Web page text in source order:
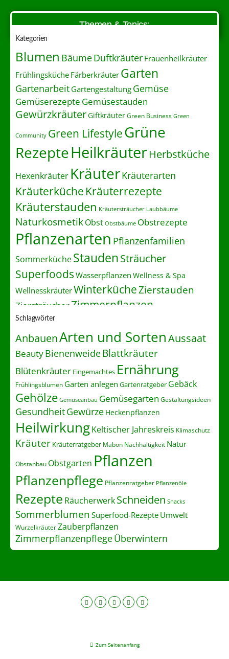
Themen & Topics:
Kategorien
Blumen BäumeDuftkräuter Frauenheilkräuter
Frühlingsküche Färberkräuter Garten
Gartenarbeit Gartengestaltung Gemüse
Gemüserezepte Gemüsestauden
GewürzkräuterGiftkräuterGreen Business Green
Community Green LifestyleGrüne
RezepteHeilkräuterHerbstküche
Hexenkräuter KräuterKräuterarten
Kräuterküche Kräuterrezepte
Kräuterstauden Kräutersträucher Laubbäume
NaturkosmetikObst Obstbäume Obstrezepte
Pflanzenarten Pflanzenfamilien
SommerkücheStaudenSträucher
Superfoods Wasserpflanzen Wellness & Spa
WellnesskräuterWinterkücheZierstauden
ZiersträucherZimmerpflanzen
Schlagwörter
AnbauenArten und SortenAussaat
BeautyBienenweideBlattkräuter
Blütenkräuter Eingemachtes Ernährung
Frühlingsblumen Garten anlegen Gartenratgeber Gebäck
Gehölze Gemüseanbau Gemüsegarten Gestaltungsideen
GesundheitGewürze Heckenpflanzen
HeilwirkungKeltischer Jahreskreis Klimaschutz
Kräuter Kräuterratgeber Mabon Nachhaltigkeit Natur
Obstanbau Obstgarten Pflanzen
Pflanzenpflege Pflanzenratgeber Pflanzenöle
Rezepte RäucherwerkSchneiden Snacks
Sommerblumen Superfood-Rezepte Umwelt
WurzelkräuterZauberpflanzen
ZimmerpflanzenpflegeÜberwintern
Zum Seitenanfang